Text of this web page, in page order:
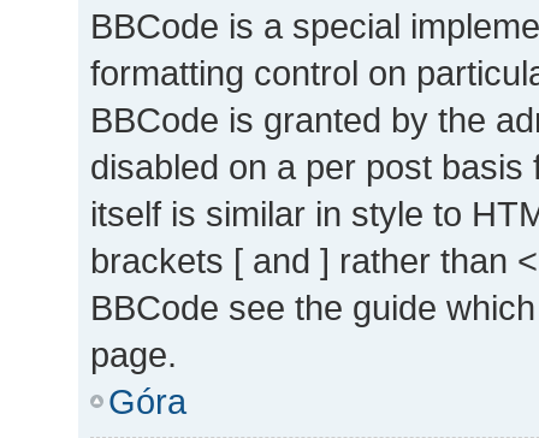
BBCode is a special
formatting control on
BBCode is granted by the
disabled on a per post
itself is similar in style to
brackets [ and ] rather than
BBCode see the guide
page.
Góra